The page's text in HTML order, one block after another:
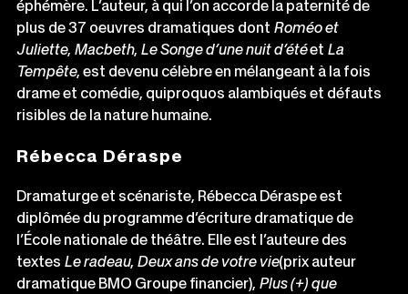
éphémère. L’auteur, à qui l’on accorde la paternité de
plus de 37 oeuvres dramatiques dont Roméo et
Juliette, Macbeth, Le Songe d’une nuit d’étéet La
Tempête, est devenu célèbre en mélangeant à la fois
drame et comédie, quiproquos alambiqués et défauts
risibles de la nature humaine.
Rébecca Déraspe
Dramaturge et scénariste, Rébecca Déraspe est
diplômée du programme d’écriture dramatique de
l’École nationale de théâtre. Elle est l’auteure des
textes Le radeau, Deux ans de votre vie(prix auteur
dramatique BMO Groupe financier), Plus (+) que